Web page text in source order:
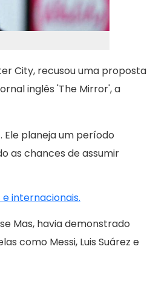
City, recusou uma proposta
inglês 'The Mirror', a
planeja um período
as chances de assumir
internacionais.
Mas, havia demonstrado
como Messi, Luis Suárez e